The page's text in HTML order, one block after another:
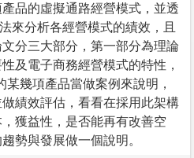
品的虛擬通路經營模式，並透
來分析各經營模式的績效，且
分三大部分，第一部分為理論
及電子商務經營模式的特性，
幾項產品當做案例來說明，
績效評估，看看在採用此架構
獲益性，是否能再有改善空
勢與發展做一個說明。